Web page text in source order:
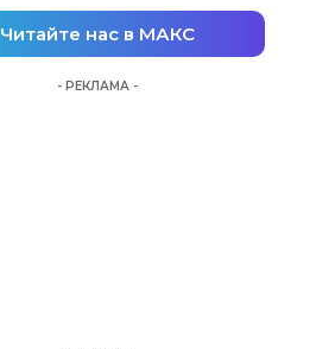
Читайте нас в МАКС
- РЕКЛАМА -